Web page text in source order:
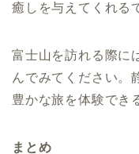
癒しを与えてくれる
富士山を訪れる際に
んでみてください。
豊かな旅を体験でき
まとめ